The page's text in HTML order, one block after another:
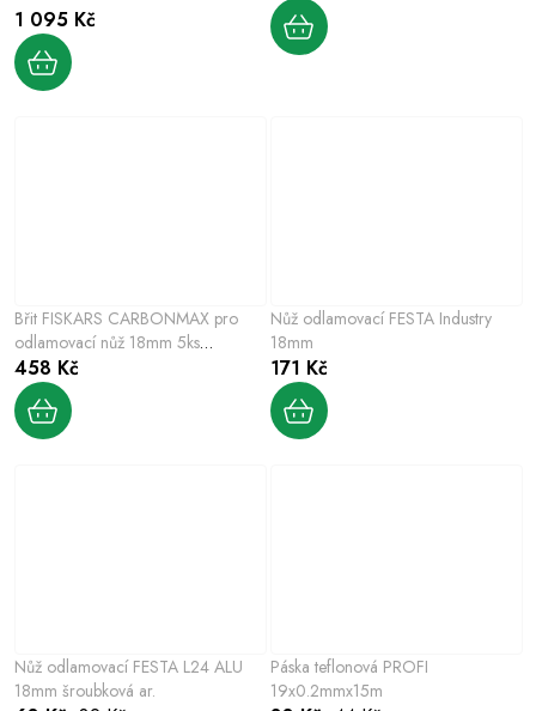
1 095 Kč
Břit FISKARS CARBONMAX pro
odlamovací nůž 18mm 5ks
1027232
458 Kč
Nůž odlamovací FESTA Industry
18mm
171 Kč
Nůž odlamovací FESTA L24 ALU
18mm šroubková ar.
Páska teflonová PROFI
19x0.2mmx15m